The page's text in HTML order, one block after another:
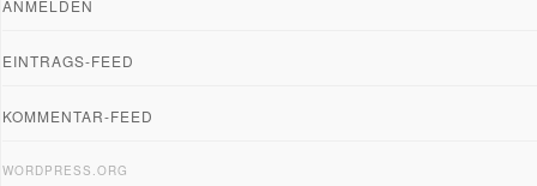
ANMELDEN
EINTRAGS-FEED
KOMMENTAR-FEED
WORDPRESS.ORG